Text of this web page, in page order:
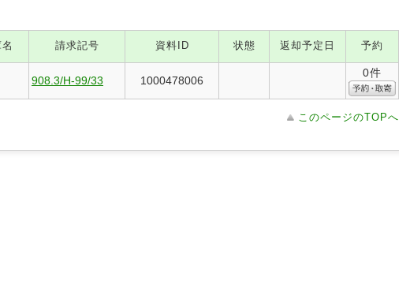
請求記号 資料ID 状態 返却予定日 予約
908.3/H-99/33 1000478006
0件
このページのTOPへ